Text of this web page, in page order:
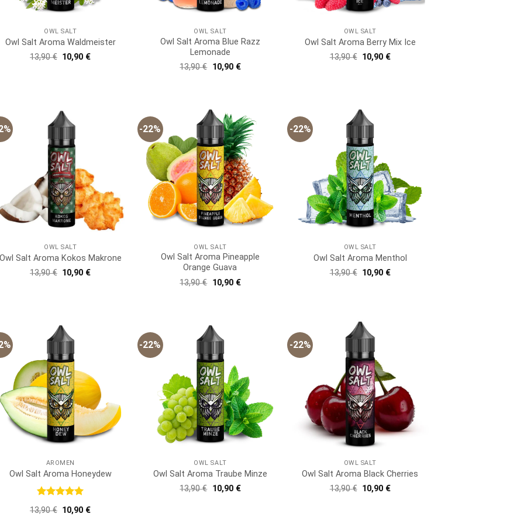
OWL SALT
Owl Salt Aroma Waldmeister
13,90€ Ursprünglicher
Preis
10,90 €Aktueller
OWL SALT
Owl Salt Aroma Blue Razz
Lemonade
13,90€ Ursprünglicher
Preis
10,90 €Aktueller
OWL SALT
Owl Salt Aroma Berry Mix Ice
13,90€ Ursprünglicher
Preis
10,90 €Aktueller
OWL SALT
Salt Aroma Kokos Makrone
13,90€ Ursprünglicher
Preis
10,90 €Aktueller
-22%
OWL SALT
Owl Salt Aroma Pineapple
Orange Guava
13,90€ Ursprünglicher
Preis
10,90 €Aktueller
-22%
OWL SALT
Owl Salt Aroma Menthol
13,90€ Ursprünglicher
Preis
10,90 €Aktueller
AROMEN
Owl Salt Aroma Honeydew
Bewertet
mit5 von
13,90€ Ursprünglicher
Preis
10,90 €Aktueller
-22%
OWL SALT
Owl Salt Aroma Traube Minze
13,90€ Ursprünglicher
Preis
10,90 €Aktueller
-22%
OWL SALT
Owl Salt Aroma Black Cherries
13,90€ Ursprünglicher
Preis
10,90 €Aktueller